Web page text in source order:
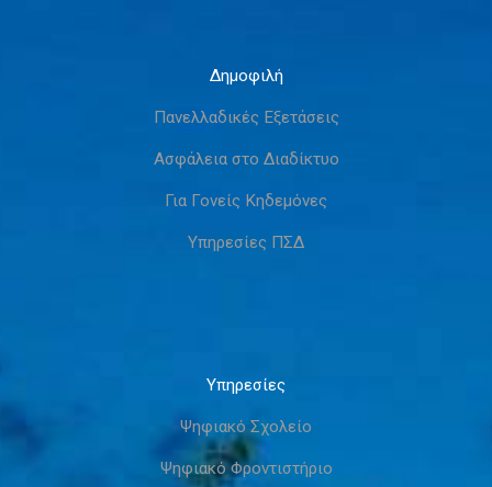
Δημοφιλή
Πανελλαδικές Εξετάσεις
Ασφάλεια στο Διαδίκτυο
Για Γονείς Κηδεμόνες
Υπηρεσίες ΠΣΔ
Υπηρεσίες
Ψηφιακό Σχολείο
Ψηφιακό Φροντιστήριο